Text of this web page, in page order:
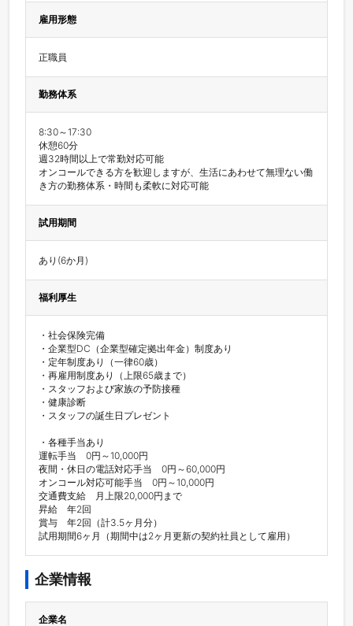
雇用形態
正職員
勤務体系
8:30～17:30
休憩60分
週32時間以上で常勤対応可能
オンコールできる方を歓迎しますが、生活にあわせて無理ない働
試用期間
あり(6か月)
福利厚生
・社会保険完備
・企業型DC（企業型確定拠出年金）制度あり
・定年制度あり（一律60歳）
・再雇用制度あり（上限65歳まで）
・スタッフおよび家族の予防接種
・健康診断
・スタッフの誕生日プレゼント
・各種手当あり
運転手当　0円～10,000円
夜間・休日の電話対応手当　0円～60,000円
オンコール対応可能手当　0円～10,000円
交通費支給　月上限20,000円まで
昇給　年2回
賞与　年2回（計3.5ヶ月分）
試用期間6ヶ月（期間中は2ヶ月更新の契約社員として雇用）
企業情報
企業名